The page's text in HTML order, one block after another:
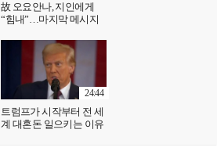
故 오요안나, 지인에게
“힘내”…마지막 메시지
트럼프가 시작부터 전 세
계 대혼돈 일으키는 이유
24:44